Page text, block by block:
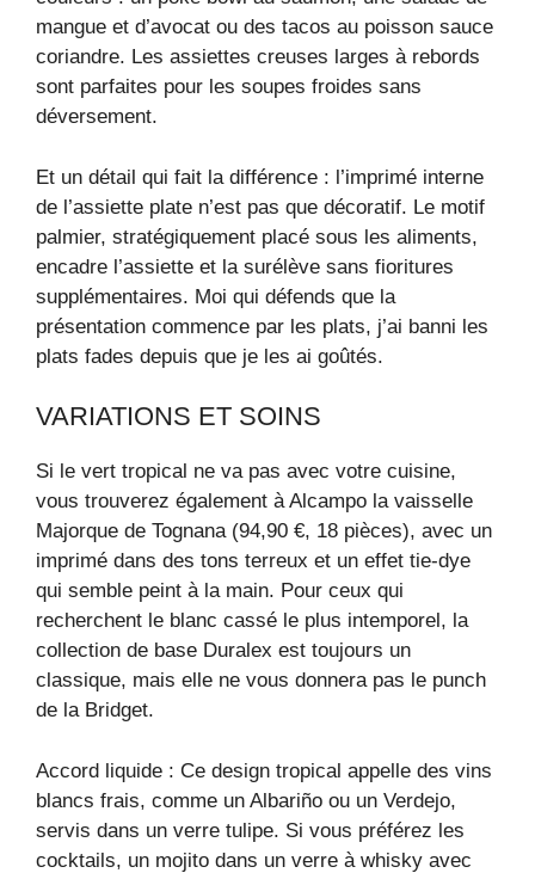
mangue et d’avocat ou des tacos au poisson sauce
coriandre. Les assiettes creuses larges à rebords
sont parfaites pour les soupes froides sans
déversement.
Et un détail qui fait la différence : l’imprimé interne
de l’assiette plate n’est pas que décoratif. Le motif
palmier, stratégiquement placé sous les aliments,
encadre l’assiette et la surélève sans fioritures
supplémentaires. Moi qui défends que la
présentation commence par les plats, j’ai banni les
plats fades depuis que je les ai goûtés.
VARIATIONS ET SOINS
Si le vert tropical ne va pas avec votre cuisine,
vous trouverez également à Alcampo la vaisselle
Majorque de Tognana (94,90 €, 18 pièces), avec un
imprimé dans des tons terreux et un effet tie-dye
qui semble peint à la main. Pour ceux qui
recherchent le blanc cassé le plus intemporel, la
collection de base Duralex est toujours un
classique, mais elle ne vous donnera pas le punch
de la Bridget.
Accord liquide : Ce design tropical appelle des vins
blancs frais, comme un Albariño ou un Verdejo,
servis dans un verre tulipe. Si vous préférez les
cocktails, un mojito dans un verre à whisky avec